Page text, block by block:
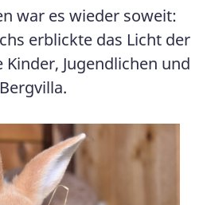
war es wieder soweit:
erblickte das Licht der
Jugendlichen und